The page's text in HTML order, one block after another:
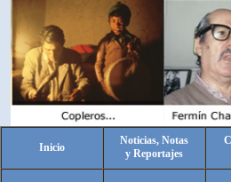
Inicio
Noticias, Notas
y Reportajes